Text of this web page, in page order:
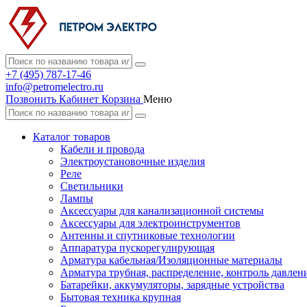
+7 (495) 787-17-46
info@petromelectro.ru
Позвонить Кабинет Корзина Меню
Каталог товаров
Кабели и провода
Электроустановочные изделия
Реле
Светильники
Лампы
Аксессуары для канализационной системы
Аксессуары для электроинструментов
Антенны и спутниковые технологии
Аппаратура пускорегулирующая
Арматура кабельная/Изоляционные материалы
Арматура трубная, распределение, контроль
Батарейки, аккумуляторы, зарядные устройства
Бытовая техника крупная